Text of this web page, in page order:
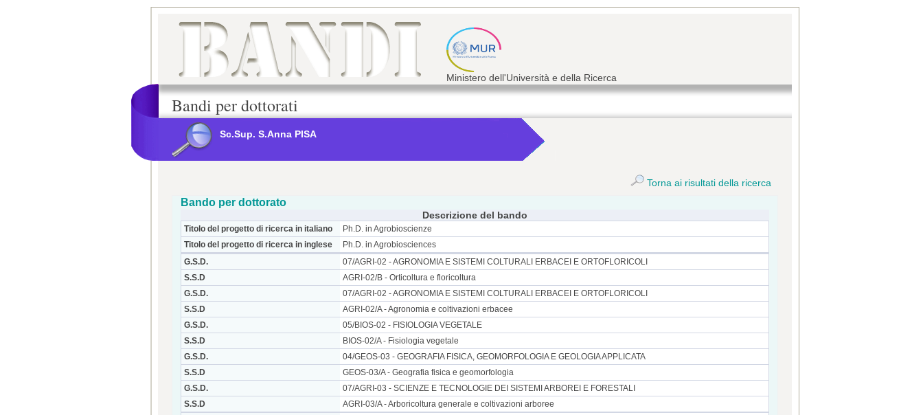
Ministero dell'Università e della Ricerca
Bandi per dottorati
Sc.Sup. S.Anna PISA
Torna ai risultati della ricerca
Bando per dottorato
Descrizione del bando
Titolo del progetto di ricerca in italiano
Ph.D. in Agrobioscienze
Titolo del progetto di ricerca in inglese
Ph.D. in Agrobiosciences
G.S.D.
07/AGRI-02 - AGRONOMIA E SISTEMI COLTURALI ERBACEI E ORTOFLORICOLI
S.S.D
AGRI-02/B - Orticoltura e floricoltura
G.S.D.
07/AGRI-02 - AGRONOMIA E SISTEMI COLTURALI ERBACEI E ORTOFLORICOLI
S.S.D
AGRI-02/A - Agronomia e coltivazioni erbacee
G.S.D.
05/BIOS-02 - FISIOLOGIA VEGETALE
S.S.D
BIOS-02/A - Fisiologia vegetale
G.S.D.
04/GEOS-03 - GEOGRAFIA FISICA, GEOMORFOLOGIA E GEOLOGIA APPLICATA
S.S.D
GEOS-03/A - Geografia fisica e geomorfologia
G.S.D.
07/AGRI-03 - SCIENZE E TECNOLOGIE DEI SISTEMI ARBOREI E FORESTALI
S.S.D
AGRI-03/A - Arboricoltura generale e coltivazioni arboree